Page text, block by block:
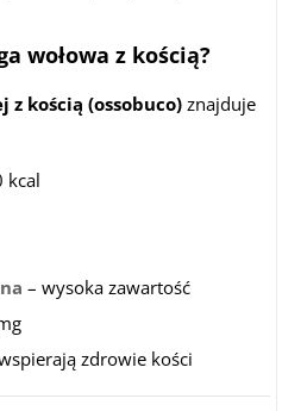
wołowa z kością?
z kością (ossobuco) znajduje
kcal
– wysoka zawartość
zdrowie kości